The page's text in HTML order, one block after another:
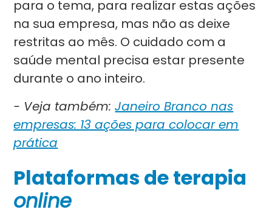
para o tema, para realizar estas ações
na sua empresa, mas não as deixe
restritas ao mês. O cuidado com a
saúde mental precisa estar presente
durante o ano inteiro.
- Veja também:Janeiro Branco nas
empresas: 13 ações para colocar em
prática
Plataformas de terapia
online